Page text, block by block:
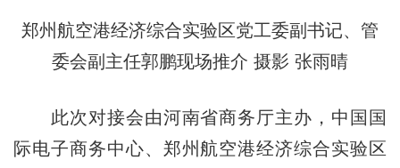
郑州航空港经济综合实验区党工委副书记、管
委会副主任郭鹏现场推介 摄影 张雨晴
此次对接会由河南省商务厅主办，中国国
际电子商务中心、郑州航空港经济综合实验区